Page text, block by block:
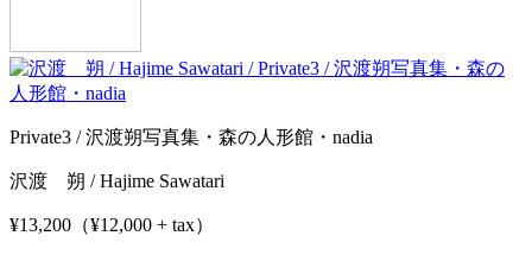
Private3 / 沢渡朔写真集・森の人形館・nadia
沢渡 朔 / Hajime Sawatari
¥13,200（¥12,000 + tax）